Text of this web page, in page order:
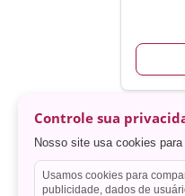
Controle sua
Nosso site usa cookies
Usamos cookies para
publicidade, dados de